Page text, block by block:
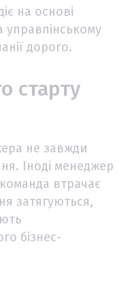
на основі
дорого.
старту
не завжди
Іноді менеджер
втрачає
затягуються,
бізнес-